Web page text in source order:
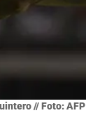
// Foto: AFP